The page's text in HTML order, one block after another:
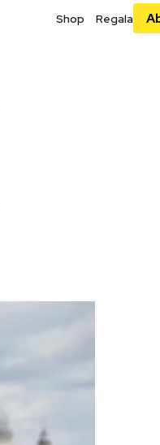
Shop Regala